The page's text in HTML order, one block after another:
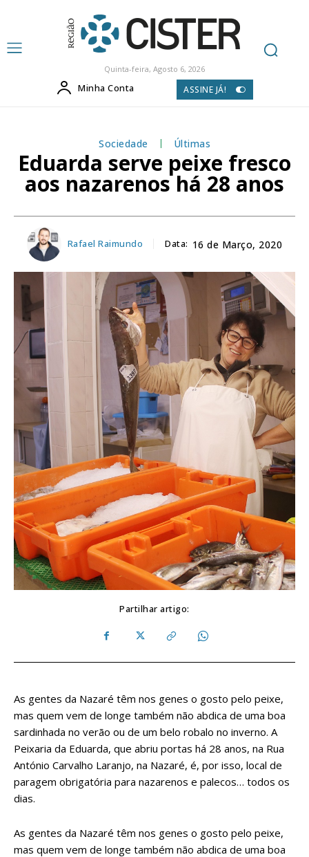
Quinta-feira, Agosto 6, 2026
Minha Conta ASSINE JÁ!
Sociedade Últimas
Eduarda serve peixe fresco
aos nazarenos há 28 anos
Rafael Raimundo Data: 16 de Março, 2020
Partilhar artigo:
As gentes da Nazaré têm nos genes o gosto pelo peixe,
mas quem vem de longe também não abdica de uma boa
sardinhada no verão ou de um belo robalo no inverno. A
Peixaria da Eduarda, que abriu portas há 28 anos, na Rua
António Carvalho Laranjo, na Nazaré, é, por isso, local de
paragem obrigatória para nazarenos e palecos… todos os
dias.
As gentes da Nazaré têm nos genes o gosto pelo peixe,
mas quem vem de longe também não abdica de uma boa